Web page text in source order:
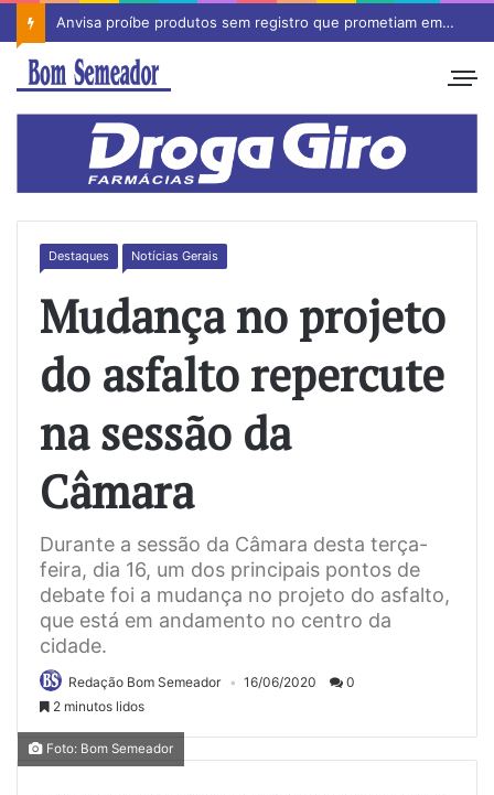
Anvisa proíbe produtos sem registro que prometiam emagrecimento
Destaques Notícias Gerais
Mudança no projeto
do asfalto repercute
na sessão da
Câmara
Durante a sessão da Câmara desta terça-
feira, dia 16, um dos principais pontos de
debate foi a mudança no projeto do asfalto,
que está em andamento no centro da
cidade.
Redação Bom Semeador 16/06/2020
0
2 minutos lidos
Foto: Bom Semeador